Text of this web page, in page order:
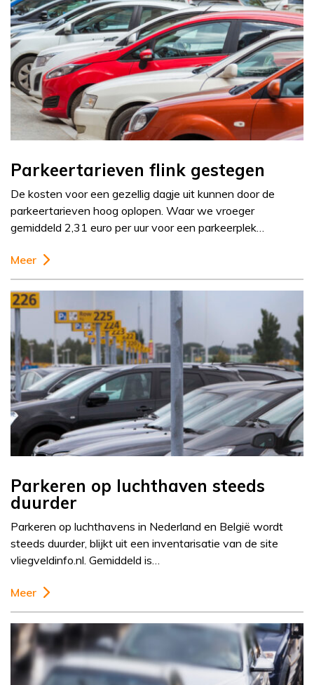
Parkeertarieven flink gestegen
De kosten voor een gezellig dagje uit kunnen door de
parkeertarieven hoog oplopen. Waar we vroeger
gemiddeld 2,31 euro per uur voor een parkeerplek…
Meer
Parkeren op luchthaven steeds
duurder
Parkeren op luchthavens in Nederland en België wordt
steeds duurder, blijkt uit een inventarisatie van de site
vliegveldinfo.nl. Gemiddeld is…
Meer